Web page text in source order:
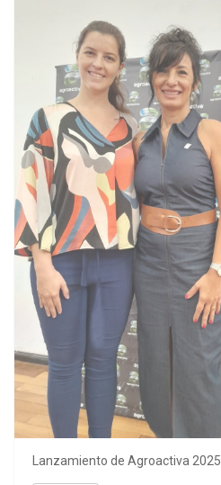
Lanzamiento de Agroactiva 2025